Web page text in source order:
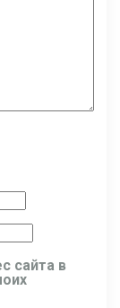
сайта в